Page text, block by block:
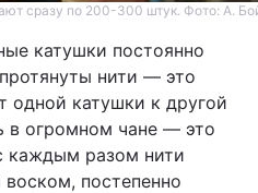
сразу по 200-300 штук. Фото: А.
катушки постоянно
нити — это
одной катушки к другой
в огромном чане — это
каждым разом нити
постепенно